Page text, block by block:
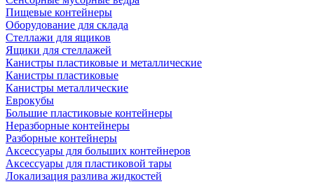
Пищевые контейнеры
Оборудование для склада
Стеллажи для ящиков
Ящики для стеллажей
Канистры пластиковые и металлические
Канистры пластиковые
Канистры металлические
Еврокубы
Большие пластиковые контейнеры
Неразборные контейнеры
Разборные контейнеры
Аксессуары для больших контейнеров
Аксессуары для пластиковой тары
Локализация разлива жидкостей